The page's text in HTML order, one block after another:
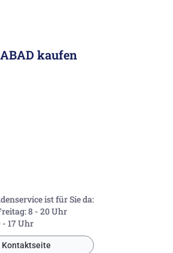
kaufen
ist für Sie da:
8 - 20 Uhr
- 17 Uhr
Kontaktseite